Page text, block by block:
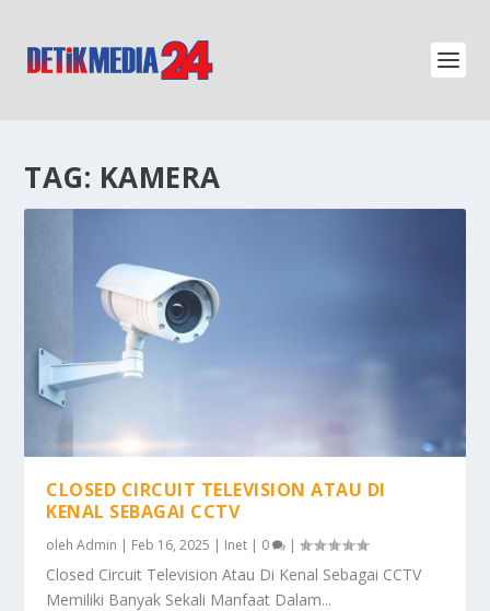
TAG: KAMERA
CLOSED CIRCUIT TELEVISION ATAU DI
KENAL SEBAGAI CCTV
olehAdmin | Feb 16, 2025 | Inet | 0 |
Closed Circuit Television Atau Di Kenal Sebagai CCTV
Memiliki Banyak Sekali Manfaat Dalam...